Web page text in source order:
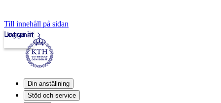
Till innehåll på sidan
Intranät
Logga in
Din anställning
Stöd och service